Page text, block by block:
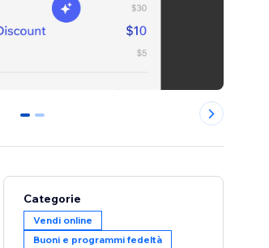
0 1
Categorie
Vendi online
Buoni e programmi fedeltà